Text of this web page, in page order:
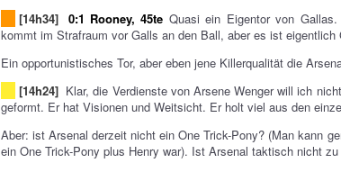
[14h34] 0:1 Rooney, 45te Quasi ein Eigentor von
kommt im Strafraum vor Galls an den Ball, aber es ist
Ein opportunistisches Tor, aber eben jene Killerqualität die
[14h24] Klar, die Verdienste von Arsene Wenger will ich
geformt. Er hat Visionen und Weitsicht. Er holt viel aus den
Aber: ist Arsenal derzeit nicht ein One Trick-Pony? (Man kann
ein One Trick-Pony plus Henry war). Ist Arsenal taktisch nicht